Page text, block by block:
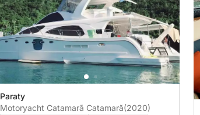
Paraty
Motoryacht Catamarã Catamarã(2020)